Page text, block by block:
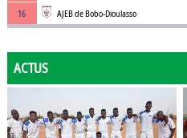
16
AJEB de Bobo-Dioulasso
ACTUS